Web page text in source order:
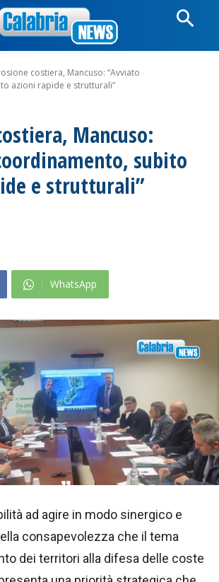
costiera, Mancuso: “Avviato
azioni rapide e strutturali”
Mancuso:
subito
e strutturali”
WhatsApp
ad agire in modo sinergico e
consapevolezza che il tema
dei territori alla difesa delle coste